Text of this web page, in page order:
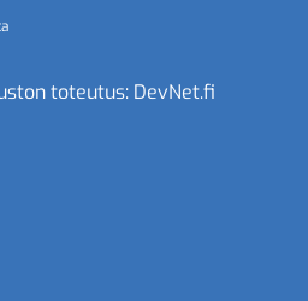
toteutus: DevNet.fi